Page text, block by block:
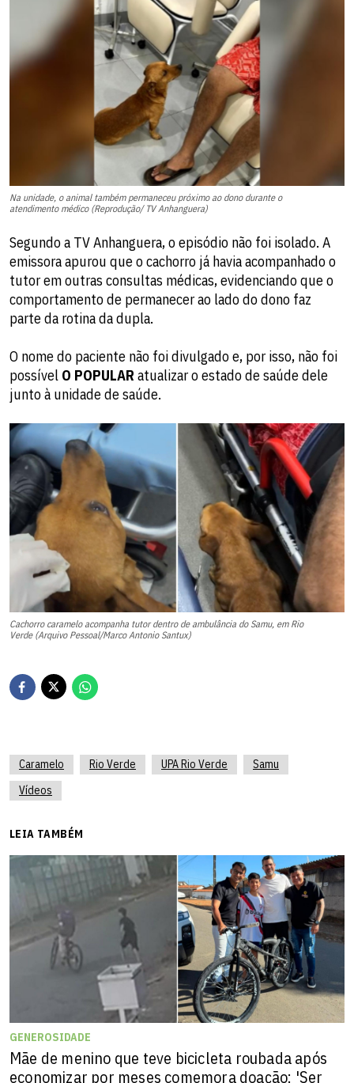
Na unidade, o animal também permaneceu próximo ao dono durante o
atendimento médico (Reprodução/ TV Anhanguera)
Segundo a TV Anhanguera, o episódio não foi isolado. A
emissora apurou que o cachorro já havia acompanhado o
tutor em outras consultas médicas, evidenciando que o
comportamento de permanecer ao lado do dono faz
parte da rotina da dupla.
O nome do paciente não foi divulgado e, por isso, não foi
possível O POPULAR atualizar o estado de saúde dele
junto à unidade de saúde.
Cachorro caramelo acompanha tutor dentro de ambulância do Samu, em Rio
Verde (Arquivo Pessoal/Marco Antonio Santux)
Caramelo Rio Verde UPA Rio Verde
Samu
Vídeos
LEIA TAMBÉM
GENEROSIDADE
Mãe de menino que teve bicicleta roubada após
economizar por meses comemora doação: 'Ser